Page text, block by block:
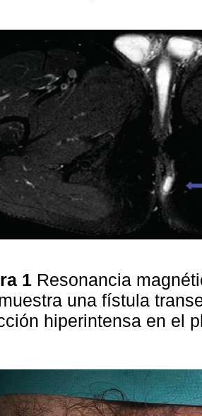
1 Resonancia
una fístula
hiperintensa en el